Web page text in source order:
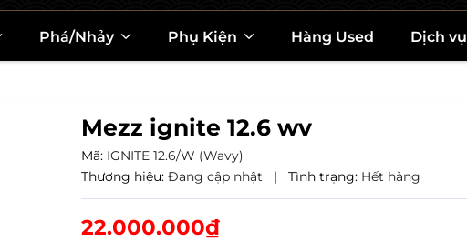
Phá/Nhảy Phụ Kiện Hàng Used Dịch vụ
Mezz ignite 12.6 wv
Mã: IGNITE 12.6/W (Wavy)
Thương hiệu: Đang cập nhật | Tình trạng: Hết hàng
22.000.000₫